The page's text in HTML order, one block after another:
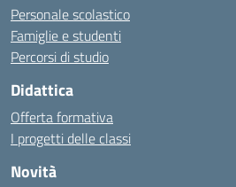
Personale scolastico
Famiglie e studenti
Percorsi di studio
Didattica
Offerta formativa
I progetti delle classi
Novità